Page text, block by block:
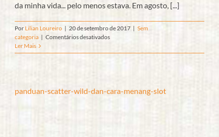
da minha vida... pelo menos estava. Em agosto, [...]
Por Lilian Loureiro | 20 de setembro de 2017 | Sem
categoria | Comentários desativadosem
o
porta…
Ler Mais
panduan-scatter-wild-dan-cara-menang-slot